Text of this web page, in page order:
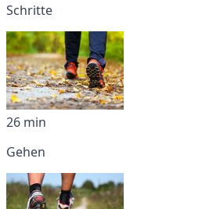
Schritte
26 min
Gehen